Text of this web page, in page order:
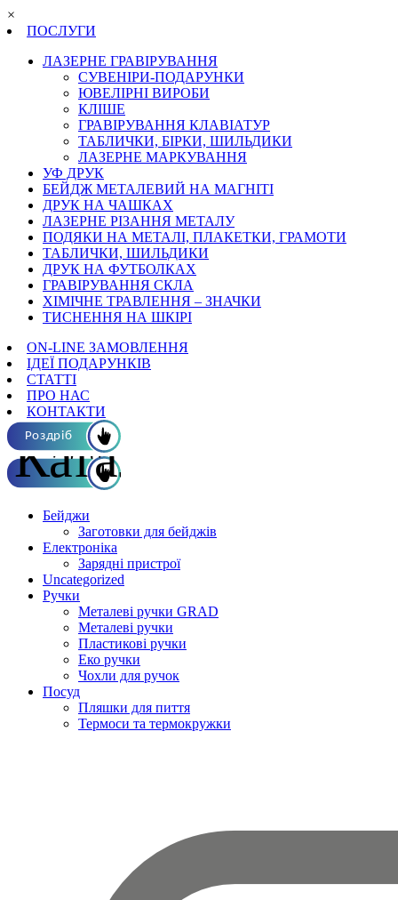
×
ПОСЛУГИ
ЛАЗЕРНЕ ГРАВІРУВАННЯ
СУВЕНІРИ-ПОДАРУНКИ
ЮВЕЛІРНІ ВИРОБИ
КЛІШЕ
ГРАВІРУВАННЯ КЛАВІАТУР
ТАБЛИЧКИ, БІРКИ, ШИЛЬДИКИ
ЛАЗЕРНЕ МАРКУВАННЯ
УФ ДРУК
БЕЙДЖ МЕТАЛЕВИЙ НА МАГНІТІ
ДРУК НА ЧАШКАХ
ЛАЗЕРНЕ РІЗАННЯ МЕТАЛУ
ПОДЯКИ НА МЕТАЛІ, ПЛАКЕТКИ, ГРАМОТИ
ТАБЛИЧКИ, ШИЛЬДИКИ
ДРУК НА ФУТБОЛКАХ
ГРАВІРУВАННЯ СКЛА
ХІМІЧНЕ ТРАВЛЕННЯ – ЗНАЧКИ
ТИСНЕННЯ НА ШКІРІ
ON-LINE ЗАМОВЛЕННЯ
ІДЕЇ ПОДАРУНКІВ
СТАТТІ
ПРО НАС
КОНТАКТИ
Роздріб
Каталог ОПТ
Бейджи
Заготовки для бейджів
Електроніка
Зарядні пристрої
Uncategorized
Ручки
Металеві ручки GRAD
Металеві ручки
Пластикові ручки
Еко ручки
Чохли для ручок
Посуд
Пляшки для пиття
Термоси та термокружки